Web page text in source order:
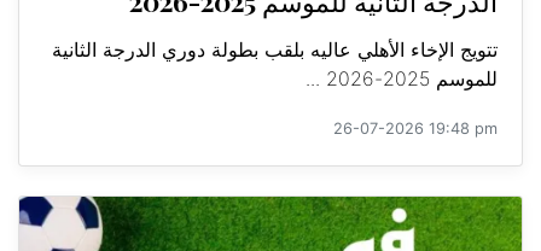
تتويج الإخاء الأهلي عاليه بلقب بطولة دوري الدرجة الثانية
للموسم 2025-2026 ...
26-07-2026 19:48 pm